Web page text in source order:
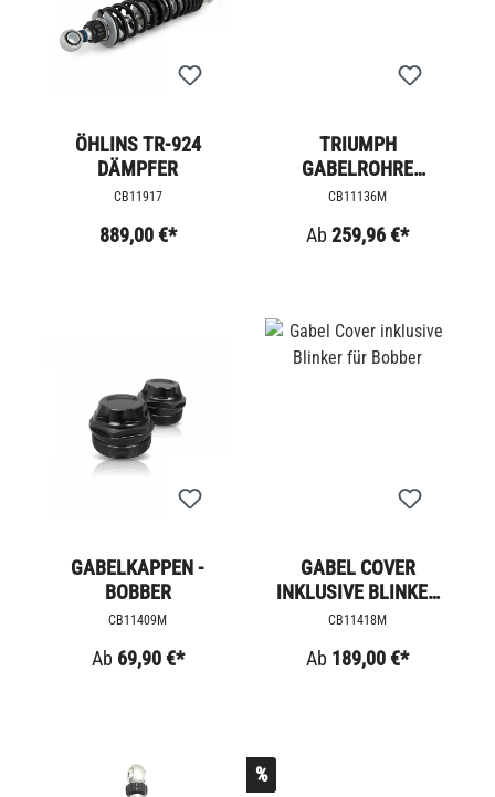
ÖHLINS TR-924
DÄMPFER
CB11917
889,00 €*
TRIUMPH
GABELROHRE
SCHWARZ ELOXIEREN
CB11136M
Ab 259,96 €*
GABELKAPPEN -
BOBBER
CB11409M
Ab 69,90 €*
GABEL COVER
INKLUSIVE BLINKER
FÜR BOBBER
CB11418M
Ab 189,00 €*
%